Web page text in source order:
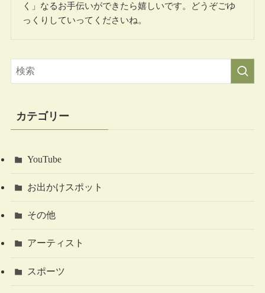
く」なるお手伝いができたら嬉しいです。どうぞごゆ
っくりしていってくださいね。
カテゴリー
YouTube
お出かけスポット
その他
アーティスト
スポーツ